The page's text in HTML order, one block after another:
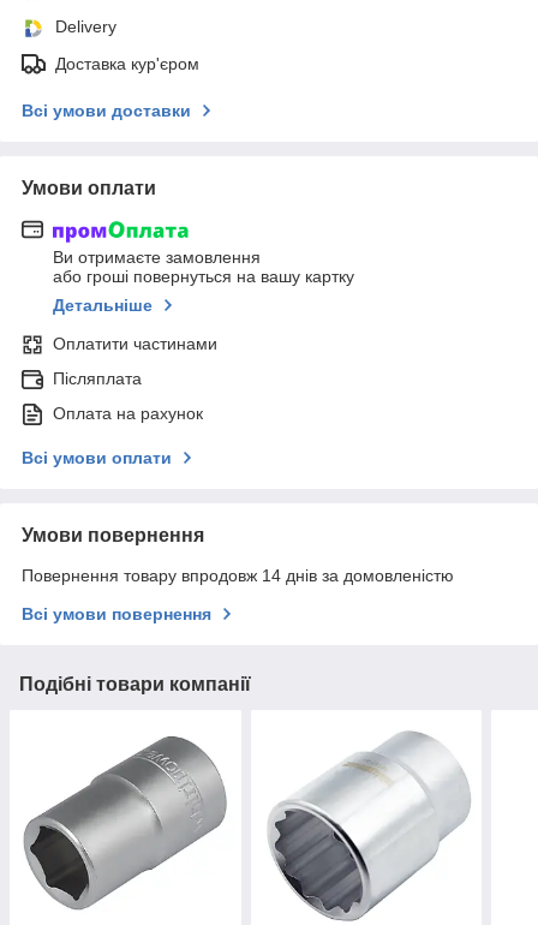
Delivery
Доставка кур'єром
Всі умови доставки
Умови оплати
Ви отримаєте замовлення
або гроші повернуться на вашу картку
Детальніше
Оплатити частинами
Післяплата
Оплата на рахунок
Всі умови оплати
Умови повернення
Повернення товару впродовж 14 днів за домовленістю
Всі умови повернення
Подібні товари компанії